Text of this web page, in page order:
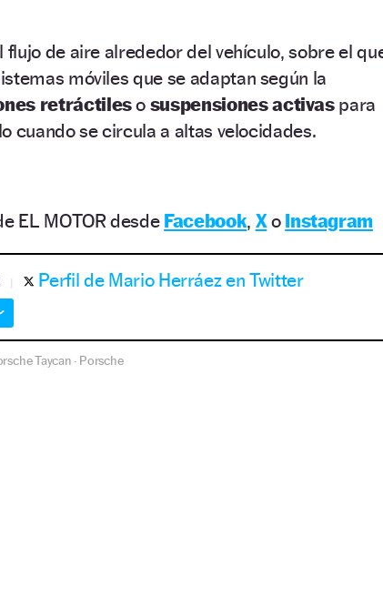
flujo de aire alrededor del vehículo, sobre el
móviles que se adaptan según la
retráctileso suspensiones activaspara
cuando se circula a altas velocidades.
EL MOTOR desde Facebook, Xo Instagram
Perfil de Mario Herráez en Twitter
Taycan · Porsche